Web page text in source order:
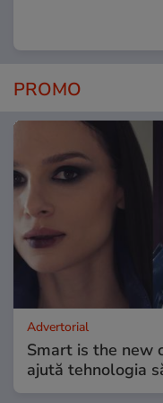
PROMO
Advertorial
Smart is the new
ajută tehnologia